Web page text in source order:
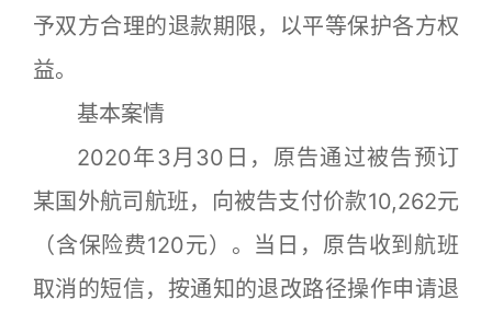
予双方合理的退款期限，以平等保护各方权
益。
基本案情
2020年3月30日，原告通过被告预订
某国外航司航班，向被告支付价款10,262元
（含保险费120元）。当日，原告收到航班
取消的短信，按通知的退改路径操作申请退